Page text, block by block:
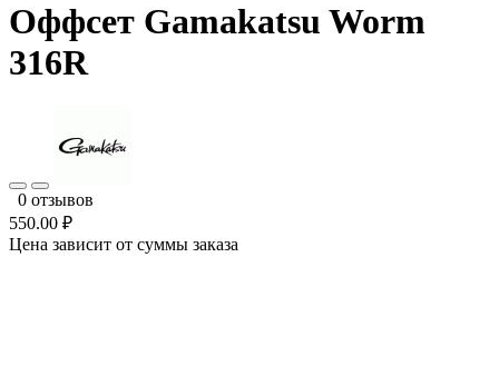
Оффсет Gamakatsu Worm
316R
0 отзывов
550.00 ₽
Цена зависит от суммы заказа